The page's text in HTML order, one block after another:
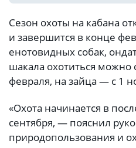
Сезон охоты на кабана
и завершится в конце
енотовидных собак,
шакала охотиться можно
февраля, на зайца — с 1
«Охота начинается в
сентября, — пояснил
природопользования и